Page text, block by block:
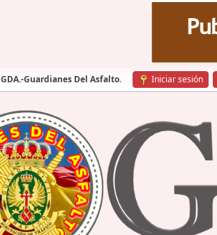
GDA.-Guardianes Del Asfalto. Iniciar sesión